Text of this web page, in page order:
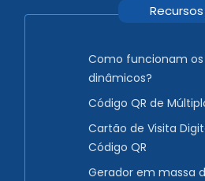
Recursos
Como funcionam os
dinâmicos?
Código QR de
Cartão de Visita
Código QR
Gerador em massa